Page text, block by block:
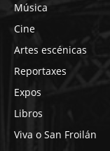
Música
Cine
Artes escénicas
Reportaxes
Expos
Libros
Viva o San Froilán